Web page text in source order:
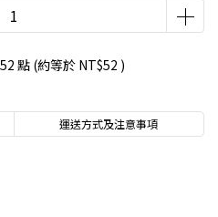
52 點 (約等於 NT$52 )
運送方式及注意事項